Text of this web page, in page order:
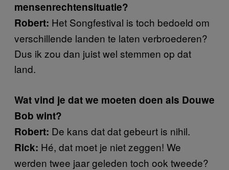
mensenrechtensituatie?
Robert: Het Songfestival is toch bedoeld om
verschillende landen te laten verbroederen?
Dus ik zou dan juist wel stemmen op dat
land.
Wat vind je dat we moeten doen als Douwe
Bob wint?
Robert: De kans dat dat gebeurt is nihil.
Rick: Hé, dat moet je niet zeggen! We
werden twee jaar geleden toch ook tweede?